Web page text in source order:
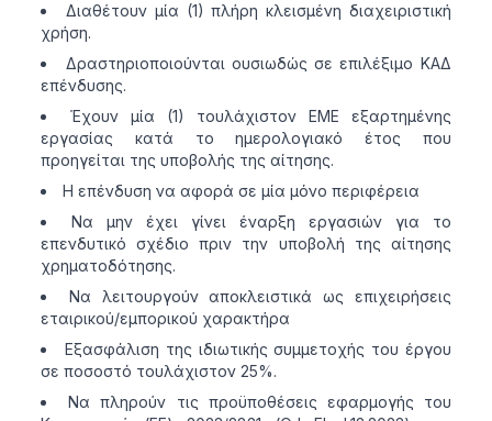
Διαθέτουν μία (1) πλήρη κλεισμένη διαχειριστική
χρήση.
Δραστηριοποιούνται ουσιωδώς σε επιλέξιμο ΚΑΔ
επένδυσης.
Έχουν μία (1) τουλάχιστον ΕΜΕ εξαρτημένης
εργασίας κατά το ημερολογιακό έτος που
προηγείται της υποβολής της αίτησης.
Η επένδυση να αφορά σε μία μόνο περιφέρεια
Να μην έχει γίνει έναρξη εργασιών για το
επενδυτικό σχέδιο πριν την υποβολή της αίτησης
χρηματοδότησης.
Να λειτουργούν αποκλειστικά ως επιχειρήσεις
εταιρικού/εμπορικού χαρακτήρα
Εξασφάλιση της ιδιωτικής συμμετοχής του έργου
σε ποσοστό τουλάχιστον 25%.
Να πληρούν τις προϋποθέσεις εφαρμογής του